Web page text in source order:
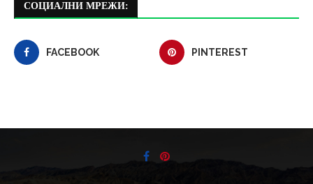
СОЦИАЛНИ МРЕЖИ:
FACEBOOK PINTEREST